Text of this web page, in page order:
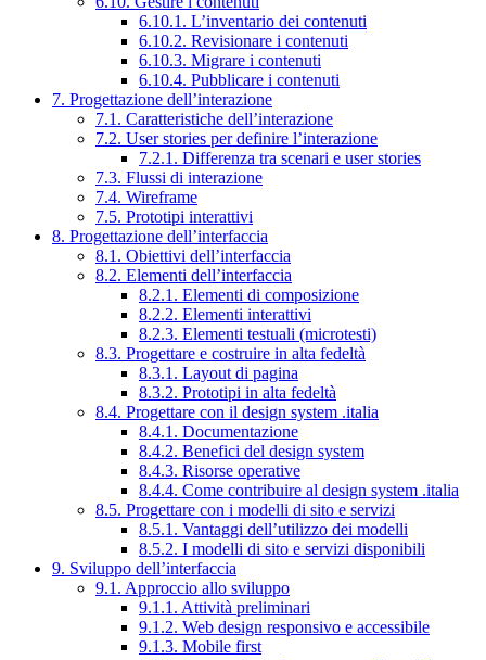
6.10.1. L’inventario dei contenuti
6.10.2. Revisionare i contenuti
6.10.3. Migrare i contenuti
6.10.4. Pubblicare i contenuti
7. Progettazione dell’interazione
7.1. Caratteristiche dell’interazione
7.2. User stories per definire l’interazione
7.2.1. Differenza tra scenari e user stories
7.3. Flussi di interazione
7.4. Wireframe
7.5. Prototipi interattivi
8. Progettazione dell’interfaccia
8.1. Obiettivi dell’interfaccia
8.2. Elementi dell’interfaccia
8.2.1. Elementi di composizione
8.2.2. Elementi interattivi
8.2.3. Elementi testuali (microtesti)
8.3. Progettare e costruire in alta fedeltà
8.3.1. Layout di pagina
8.3.2. Prototipi in alta fedeltà
8.4. Progettare con il design system .italia
8.4.1. Documentazione
8.4.2. Benefici del design system
8.4.3. Risorse operative
8.4.4. Come contribuire al design system .italia
8.5. Progettare con i modelli di sito e servizi
8.5.1. Vantaggi dell’utilizzo dei modelli
8.5.2. I modelli di sito e servizi disponibili
9. Sviluppo dell’interfaccia
9.1. Approccio allo sviluppo
9.1.1. Attività preliminari
9.1.2. Web design responsivo e accessibile
9.1.3. Mobile first